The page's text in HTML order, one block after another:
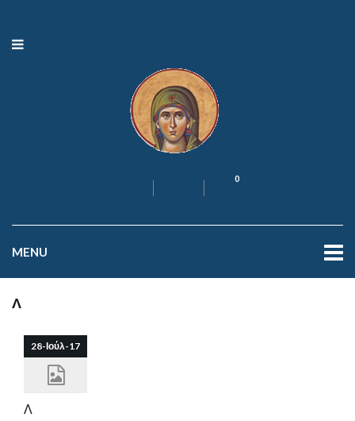
0
MENU
Λ
28-Ιούλ-17
Λ